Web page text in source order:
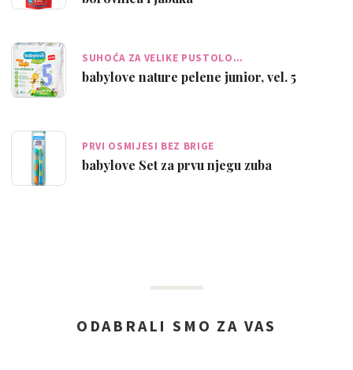
SUHOĆA ZA VELIKE PUSTOLO…
babylove nature pelene junior, vel. 5
PRVI OSMIJESI BEZ BRIGE
babylove Set za prvu njegu zuba